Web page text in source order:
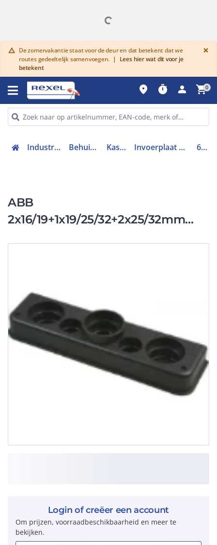
warning De zomervakantie staat voor de deur en dat betekent dat we
routes gedeeltelijk samenvoegen. |
Lees hier wat dit voor je
betekent
×
place timer person shopping_cart0
Industriele componenten Behuizingen en kasten Kast / lessenaar Invoerplaat op sparing kast / lessenaar 6932.135
ABB
2x16/19+1x19/25/32+2x25/32mm
Login of creëer een account
Om prijzen, voorraadbeschikbaarheid en meer te
bekijken.